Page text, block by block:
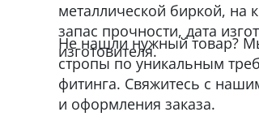
металлической биркой, на
запас прочности, дата
изготовителя.
Не нашли нужный товар?
стропы по уникальным
фитинга. Свяжитесь с
и оформления заказа.